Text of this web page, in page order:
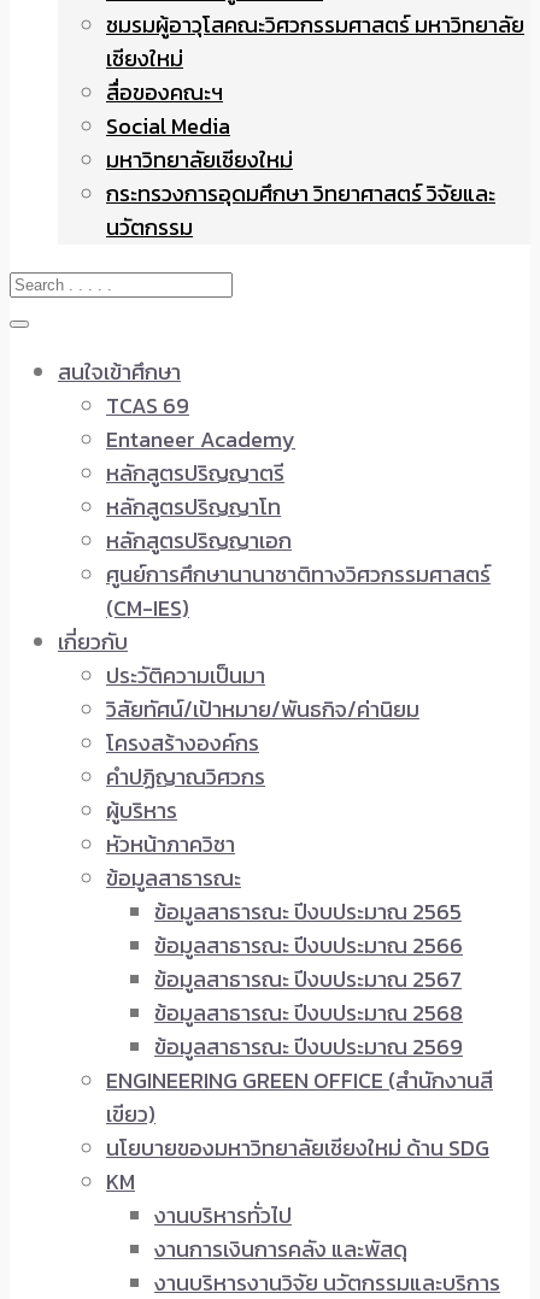
ชมรมผู้อาวุโสคณะวิศวกรรมศาสตร์ มหาวิทยาลัย
เชียงใหม่
สื่อของคณะฯ
Social Media
มหาวิทยาลัยเชียงใหม่
กระทรวงการอุดมศึกษา วิทยาศาสตร์ วิจัยและ
นวัตกรรม
สนใจเข้าศึกษา
TCAS 69
Entaneer Academy
หลักสูตรปริญญาตรี
หลักสูตรปริญญาโท
หลักสูตรปริญญาเอก
ศูนย์การศึกษานานาชาติทางวิศวกรรมศาสตร์
(CM-IES)
เกี่ยวกับ
ประวัติความเป็นมา
วิสัยทัศน์/เป้าหมาย/พันธกิจ/ค่านิยม
โครงสร้างองค์กร
คำปฏิญาณวิศวกร
ผู้บริหาร
หัวหน้าภาควิชา
ข้อมูลสาธารณะ
ข้อมูลสาธารณะ ปีงบประมาณ 2565
ข้อมูลสาธารณะ ปีงบประมาณ 2566
ข้อมูลสาธารณะ ปีงบประมาณ 2567
ข้อมูลสาธารณะ ปีงบประมาณ 2568
ข้อมูลสาธารณะ ปีงบประมาณ 2569
ENGINEERING GREEN OFFICE (สำนักงานสี
เขียว)
นโยบายของมหาวิทยาลัยเชียงใหม่ ด้าน SDG
KM
งานบริหารทั่วไป
งานการเงินการคลัง และพัสดุ
งานบริหารงานวิจัย นวัตกรรมและบริการ